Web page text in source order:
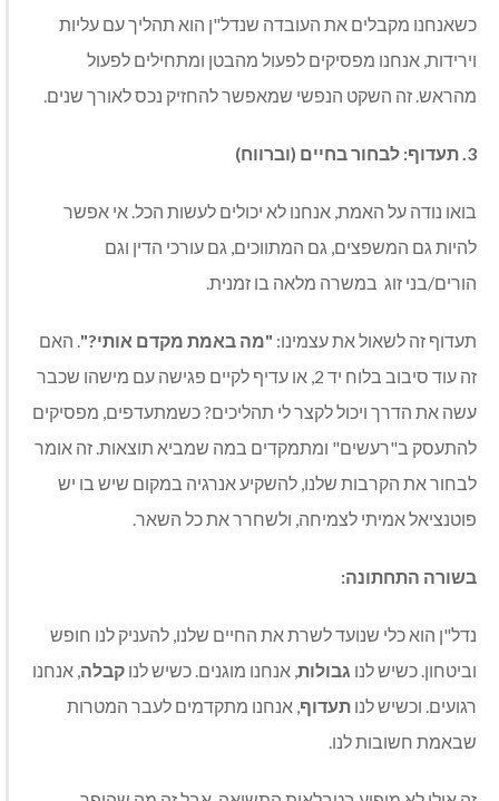
כשאנחנו מקבלים את העובדה שנדל"ן הוא תהליך עם עליות
וירידות, אנחנו מפסיקים לפעול מהבטן ומתחילים לפעול
מהראש. זה השקט הנפשי שמאפשר להחזיק נכס לאורך שנים.
3. תעדוף: לבחור בחיים (וברווח)
בואו נודה על האמת, אנחנו לא יכולים לעשות הכל. אי אפשר
להיות גם המשפצים, גם המתווכים, גם עורכי הדין וגם
הורים/בני זוג במשרה מלאה בו זמנית.
תעדוף זה לשאול את עצמינו: "מה באמת מקדם אותי?". האם
זה עוד סיבוב בלוח יד 2, או עדיף לקיים פגישה עם מישהו שכבר
עשה את הדרך ויכול לקצר לי תהליכים? כשמתעדפים, מפסיקים
להתעסק ב"רעשים" ומתמקדים במה שמביא תוצאות. זה אומר
לבחור את הקרבות שלנו, להשקיע אנרגיה במקום שיש בו יש
פוטנציאל אמיתי לצמיחה, ולשחרר את כל השאר.
בשורה התחתונה:
נדל"ן הוא כלי שנועד לשרת את החיים שלנו, להעניק לנו חופש
וביטחון. כשיש לנו גבולות, אנחנו מוגנים. כשיש לנו קבלה, אנחנו
רגועים. וכשיש לנו תעדוף, אנחנו מתקדמים לעבר המטרות
שבאמת חשובות לנו.